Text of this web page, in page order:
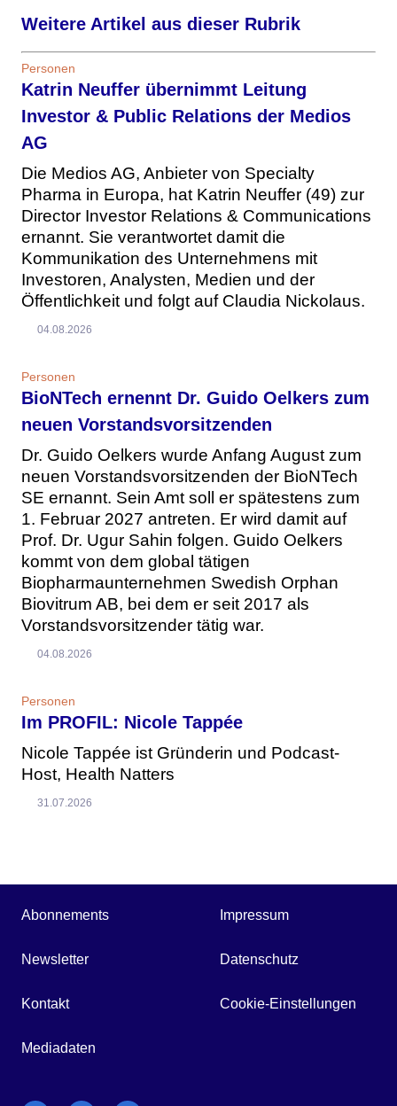
Weitere Artikel aus dieser Rubrik
Personen
Katrin Neuffer übernimmt Leitung
Investor & Public Relations der Medios
AG
Die Medios AG, Anbieter von Specialty
Pharma in Europa, hat Katrin Neuffer (49) zur
Director Investor Relations & Communications
ernannt. Sie verantwortet damit die
Kommunikation des Unternehmens mit
Investoren, Analysten, Medien und der
Öffentlichkeit und folgt auf Claudia Nickolaus.
04.08.2026
Personen
BioNTech ernennt Dr. Guido Oelkers zum
neuen Vorstandsvorsitzenden
Dr. Guido Oelkers wurde Anfang August zum
neuen Vorstandsvorsitzenden der BioNTech
SE ernannt. Sein Amt soll er spätestens zum
1. Februar 2027 antreten. Er wird damit auf
Prof. Dr. Ugur Sahin folgen. Guido Oelkers
kommt von dem global tätigen
Biopharmaunternehmen Swedish Orphan
Biovitrum AB, bei dem er seit 2017 als
Vorstandsvorsitzender tätig war.
04.08.2026
Personen
Im PROFIL: Nicole Tappée
Nicole Tappée ist Gründerin und Podcast-
Host, Health Natters
31.07.2026
Abonnements
Newsletter
Kontakt
Mediadaten
Impressum
Datenschutz
Cookie-Einstellungen